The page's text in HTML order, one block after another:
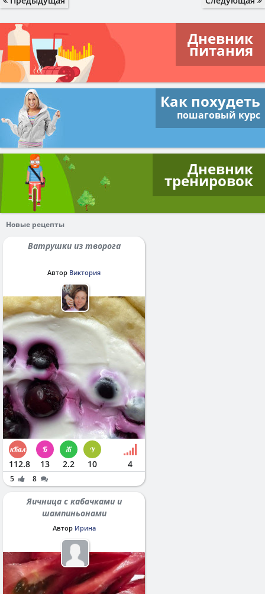
Дневник
питания
Как похудеть
пошаговый курс
Дневник
тренировок
Новые рецепты
Ватрушки из творога
Автор Виктория
112.8 13 2.2 10 4
5 8
Яичница с кабачками и
шампиньонами
Автор Ирина